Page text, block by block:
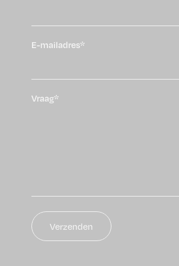
E-mailadres*
Vraag*